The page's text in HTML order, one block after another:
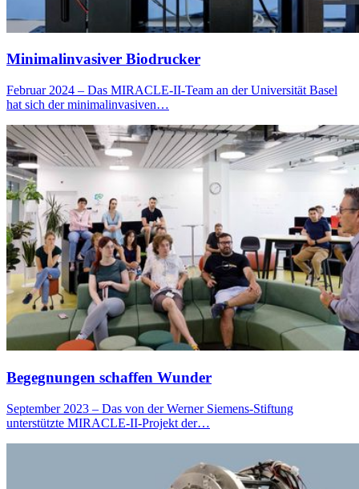
Minimalinvasiver Biodrucker
Februar 2024 – Das MIRACLE-II-Team an der Universität Basel
hat sich der minimalinvasiven…
Begegnungen schaffen Wunder
September 2023 – Das von der Werner Siemens-Stiftung
unterstützte MIRACLE-II-Projekt der…